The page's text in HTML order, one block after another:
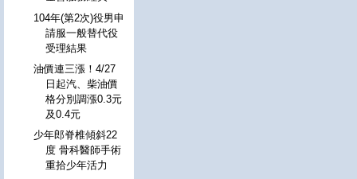
104年(第2次)役男申
請服一般替代役
受理結果
油價連三漲！4/27
日起汽、柴油價
格分別調漲0.3元
及0.4元
少年郎脊椎傾斜22
度 骨科醫師手術
重拾少年活力